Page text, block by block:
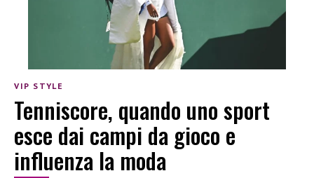
VIP STYLE
Tenniscore, quando uno sport
esce dai campi da gioco e
influenza la moda